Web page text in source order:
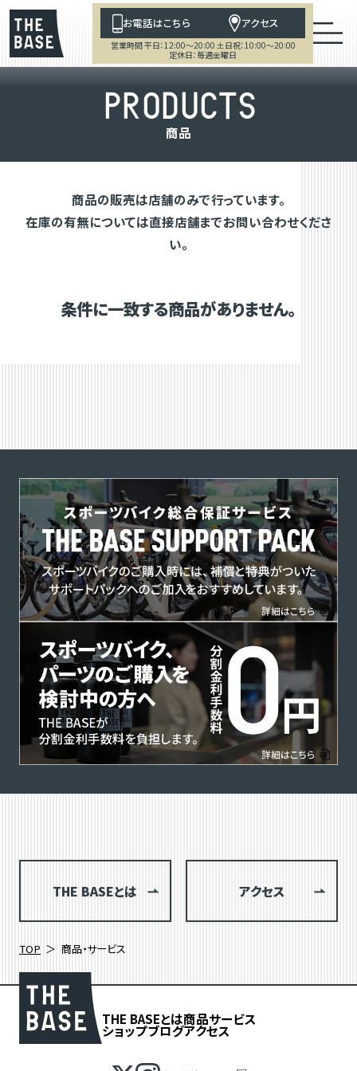
お電話はこちら アクセス
営業時間 平日：12:00～20:00 土日祝：10:00～20:00
定休日：毎週金曜日
PRODUCTS
商品
商品の販売は店舗のみで行っています。
在庫の有無については直接店舗までお問い合わせくださ
い。
条件に一致する商品がありません。
THE BASEとは アクセス
TOP 商品・サービス
THE BASEとは商品サービス
ショップブログアクセス